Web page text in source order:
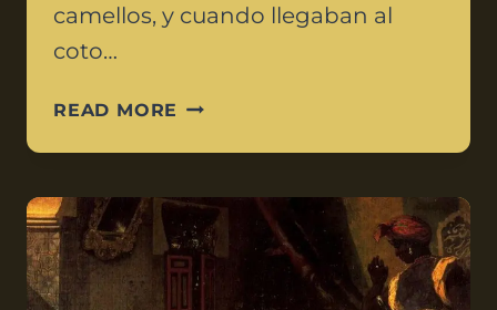
camellos, y cuando llegaban al
coto…
READ MORE